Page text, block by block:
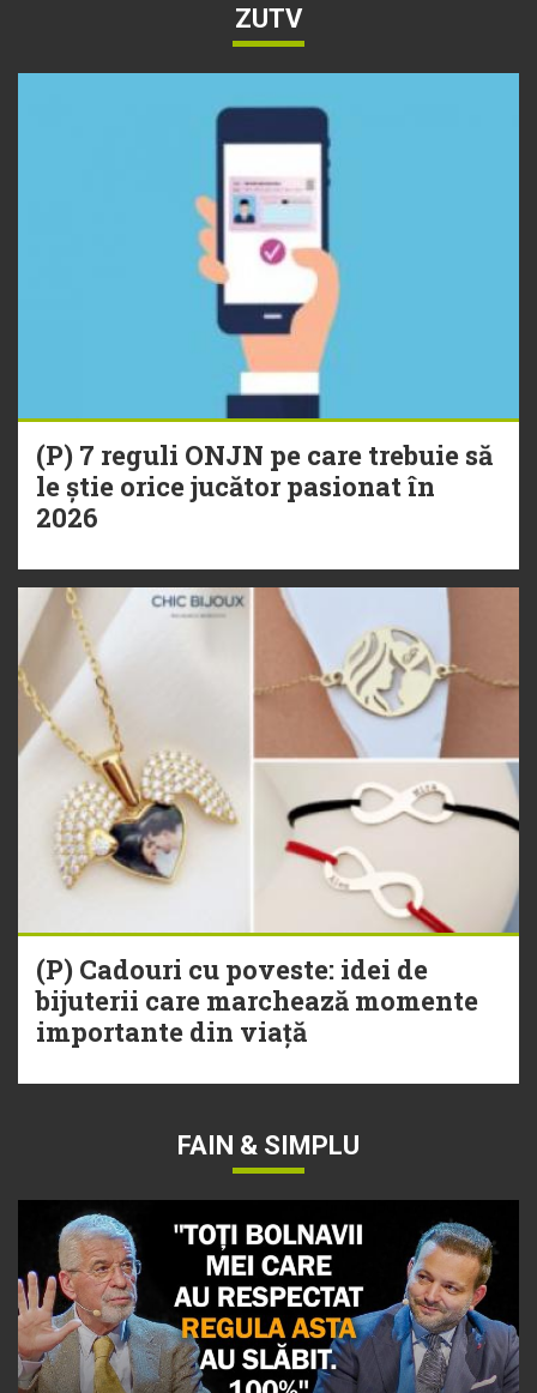
ZUTV
(P) 7 reguli ONJN pe care trebuie să
le știe orice jucător pasionat în
2026
(P) Cadouri cu poveste: idei de
bijuterii care marchează momente
importante din viață
FAIN & SIMPLU